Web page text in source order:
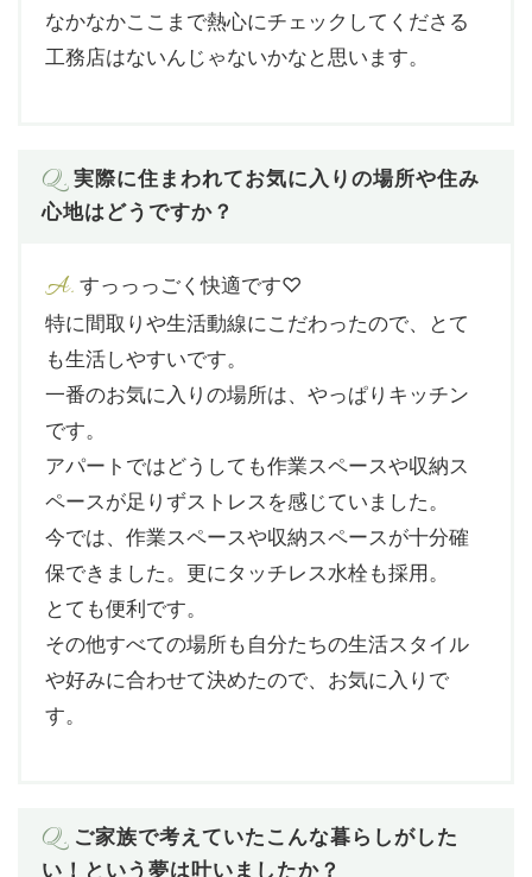
なかなかここまで熱心にチェックしてくださる
工務店はないんじゃないかなと思います。
Q. 実際に住まわれてお気に入りの場所や住み
心地はどうですか？
A. すっっっごく快適です♡
特に間取りや生活動線にこだわったので、とて
も生活しやすいです。
一番のお気に入りの場所は、やっぱりキッチン
です。
アパートではどうしても作業スペースや収納ス
ペースが足りずストレスを感じていました。
今では、作業スペースや収納スペースが十分確
保できました。更にタッチレス水栓も採用。
とても便利です。
その他すべての場所も自分たちの生活スタイル
や好みに合わせて決めたので、お気に入りで
す。
Q. ご家族で考えていたこんな暮らしがした
い！という夢は叶いましたか？